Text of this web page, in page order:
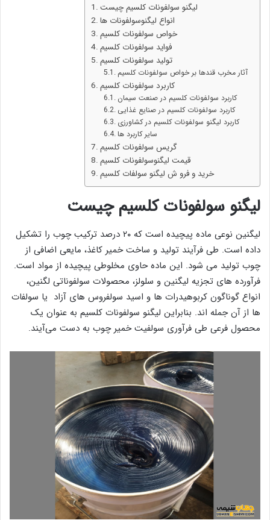
لیگنو سولفونات کلسیم چیست
انواع لیگنوسولفونات ها
خواص سولفونات کلسیم
فواید سولفونات کلسیم
تولید سولفونات کلسیم
آثار مخرب قندها بر خواص سولفونات کلسیم
کاربرد سولفونات کلسیم
کاربرد سولفونات کلسیم در صنعت سیمان
کاربرد سولفونات کلسیم در صنایع غذایی
کاربرد لیگنو سولفونات کلسیم در کشاورزی
سایر کاربرد ها
گریس سولفونات کلسیم
قیمت لیگنوسولفونات کلسیم
خرید و فرو ش لیگنو سولفات کلسیم
لیگنو سولفونات کلسیم چیست
لیگنین نوعی ماده پیچیده است که ۲۰ درصد ترکیب چوب را تشکیل
داده است. طی فرآیند تولید و ساخت خمیر کاغذ، مایعی اضافی از
چوب تولید می شود. این ماده حاوی مخلوطی پیچیده از مواد است.
فرآورده های تجزیه لیگنین و سلولز، محصولات سولفوناتی لگنین،
انواع گوناگون کربوهیدرات ها و اسید سولفروس های آزاد یا سولفات
ها از آن جمله اند. بنابراین لیگنو سولفونات کلسیم به عنوان یک
محصول فرعی طی فرآوری سولفیت خمیر چوب به دست می‌آیند.